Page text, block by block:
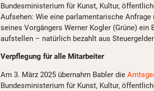
Bundesministerium für Kunst, Kultur,
Aufsehen: Wie eine parlamentarische
seines Vorgängers Werner Kogler (Grüne) ein
aufstellen – natürlich bezahlt aus
Verpflegung für alle Mitarbeiter
Am 3. März 2025 übernahm Babler die
Bundesministerium für Kunst, Kultur,